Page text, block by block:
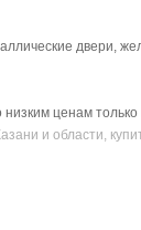
двери,
ценам
и области,